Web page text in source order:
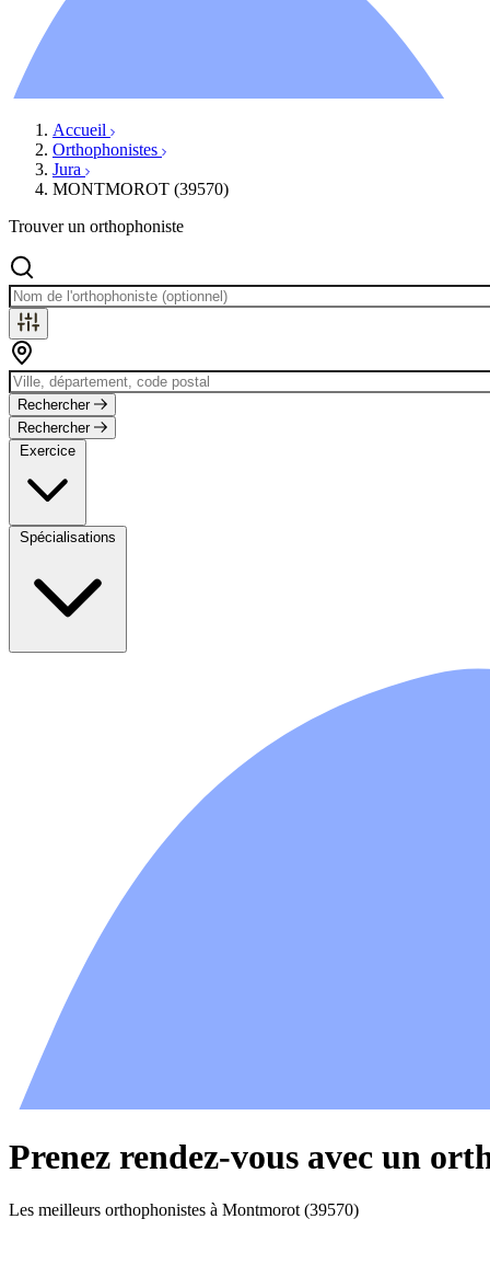
Évènements
Accueil
Orthophonistes
Jura
MONTMOROT (39570)
Trouver un orthophoniste
Rechercher
Rechercher
Exercice
Spécialisations
Prenez rendez-vous avec un
Les meilleurs orthophonistes à Montmorot (39570)